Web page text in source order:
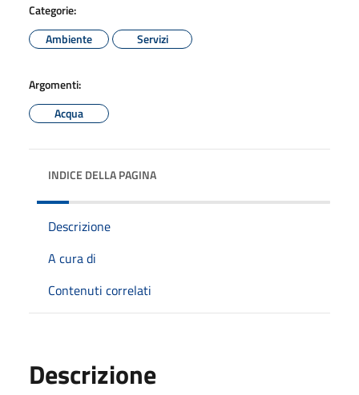
Categorie:
Ambiente
Servizi
Argomenti:
Acqua
INDICE DELLA PAGINA
Descrizione
A cura di
Contenuti correlati
Descrizione